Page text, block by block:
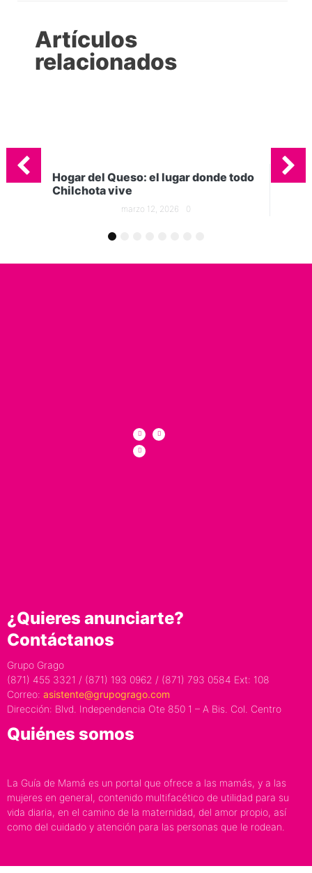
Artículos
relacionados
todo
5 tipos quesos que no pueden faltar
en tu cocina
marzo 5, 2026
4
¿Quieres anunciarte?
Contáctanos
Grupo Grago
(871) 455 3321 / (871) 193 0962 / (871) 793 0584 Ext: 108
Correo: asistente@grupogrago.com
Dirección: Blvd. Independencia Ote 850 1 – A Bis. Col. Centro
Quiénes somos
La Guía de Mamá es un portal que ofrece a las mamás, y a las
mujeres en general, contenido multifacético de utilidad para su
vida diaria, en el camino de la maternidad, del amor propio, así
como del cuidado y atención para las personas que le rodean.